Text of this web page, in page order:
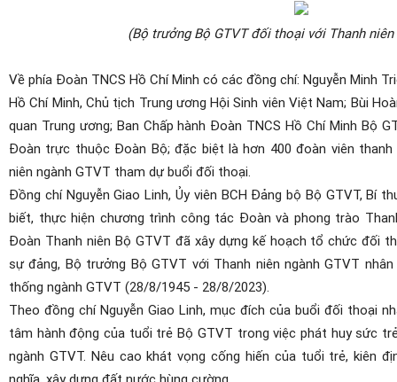
(Bộ trưởng Bộ GTVT đối thoại với Thanh niên
Về phía Đoàn TNCS Hồ Chí Minh có các đồng chí: Nguyễn Minh
Hồ Chí Minh, Chủ tịch Trung ương Hội Sinh viên Việt Nam; Bùi
quan Trung ương; Ban Chấp hành Đoàn TNCS Hồ Chí Minh Bộ
Đoàn trực thuộc Đoàn Bộ; đặc biệt là hơn 400 đoàn viên
niên ngành GTVT tham dự buổi đối thoại.
Đồng chí Nguyễn Giao Linh, Ủy viên BCH Đảng bộ Bộ GTVT, Bí
biết, thực hiện chương trình công tác Đoàn và phong trào
Đoàn Thanh niên Bộ GTVT đã xây dựng kế hoạch tổ chức đối
sự đảng, Bộ trưởng Bộ GTVT với Thanh niên ngành GTVT
thống ngành GTVT (28/8/1945 - 28/8/2023).
Theo đồng chí Nguyễn Giao Linh, mục đích của buổi đối thoại
tâm hành động của tuổi trẻ Bộ GTVT trong việc phát huy sức
ngành GTVT. Nêu cao khát vọng cống hiến của tuổi trẻ, kiên
nghĩa, xây dựng đất nước hùng cường.